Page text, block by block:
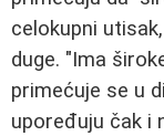
celokupni
duge. "Ima
primećuje se u
upoređuju čak i